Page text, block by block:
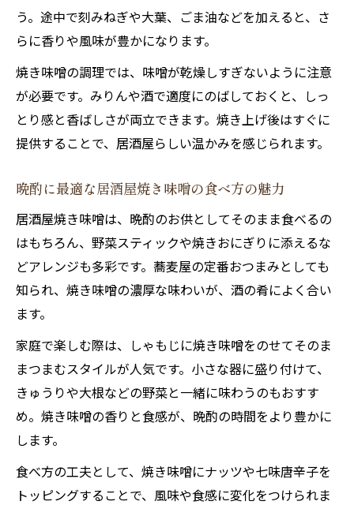
う。途中で刻みねぎや大葉、ごま油などを加えると、さ
らに香りや風味が豊かになります。
焼き味噌の調理では、味噌が乾燥しすぎないように注意
が必要です。みりんや酒で適度にのばしておくと、しっ
とり感と香ばしさが両立できます。焼き上げ後はすぐに
提供することで、居酒屋らしい温かみを感じられます。
晩酌に最適な居酒屋焼き味噌の食べ方の魅力
居酒屋焼き味噌は、晩酌のお供としてそのまま食べるの
はもちろん、野菜スティックや焼きおにぎりに添えるな
どアレンジも多彩です。蕎麦屋の定番おつまみとしても
知られ、焼き味噌の濃厚な味わいが、酒の肴によく合い
ます。
家庭で楽しむ際は、しゃもじに焼き味噌をのせてそのま
まつまむスタイルが人気です。小さな器に盛り付けて、
きゅうりや大根などの野菜と一緒に味わうのもおすす
め。焼き味噌の香りと食感が、晩酌の時間をより豊かに
します。
食べ方の工夫として、焼き味噌にナッツや七味唐辛子を
トッピングすることで、風味や食感に変化をつけられま